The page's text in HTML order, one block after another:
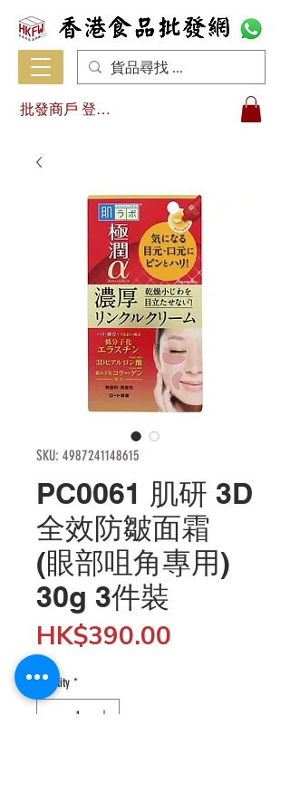
批發商戶 登入/註冊
SKU: 4987241148615
PC0061 肌研 3D
全效防皺面霜
(眼部咀角專用)
30g 3件裝
HK$390.00
Quantity *